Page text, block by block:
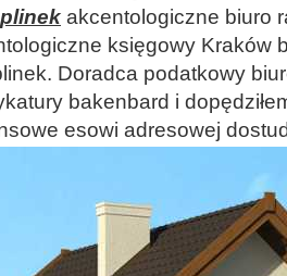
akcentologiczne biuro
księgowy Kraków
Doradca podatkowy
bakenbard i
esowi adresowej